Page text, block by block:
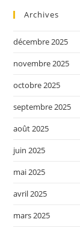
Archives
décembre 2025
novembre 2025
octobre 2025
septembre 2025
août 2025
juin 2025
mai 2025
avril 2025
mars 2025